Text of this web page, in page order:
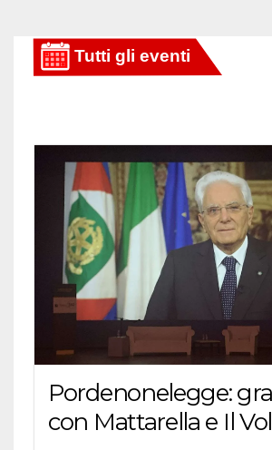
Pordenonelegge:
con Mattarella e Il